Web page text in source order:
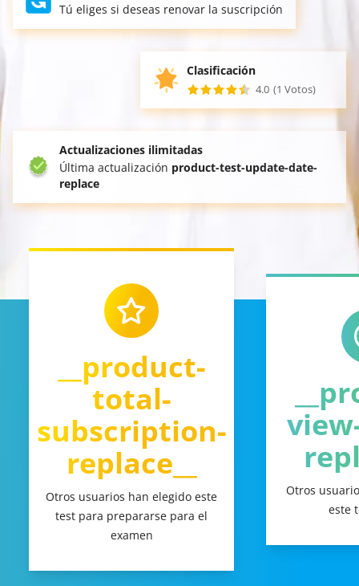
Tú eliges si deseas renovar la suscripción
Clasificación
4.0 (1 Votos)
Actualizaciones ilimitadas
Última actualización product-test-update-date-
replace
__product-
total-
subscription-
replace__
Otros usuarios han elegido este
test para prepararse para el
examen
Otros
este